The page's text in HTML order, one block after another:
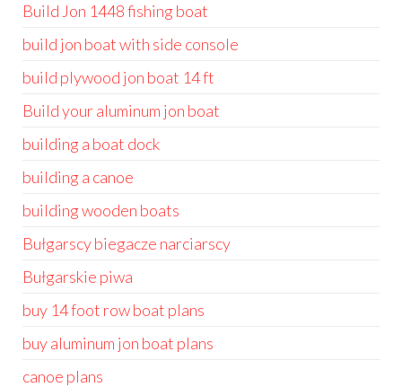
Build Jon 1448 fishing boat
build jon boat with side console
build plywood jon boat 14 ft
Build your aluminum jon boat
building a boat dock
building a canoe
building wooden boats
Bułgarscy biegacze narciarscy
Bułgarskie piwa
buy 14 foot row boat plans
buy aluminum jon boat plans
canoe plans